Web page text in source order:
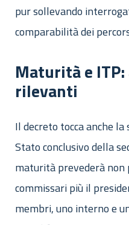
pur sollevando
comparabilità dei
Maturità e
rilevanti
Il decreto tocca anche
Stato conclusivo della
maturità prevederà non
commissari più il
membri, uno interno e